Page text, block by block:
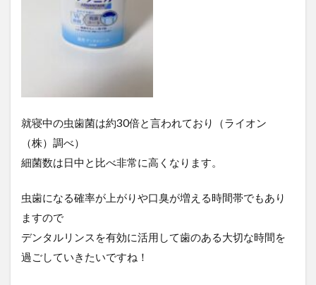
就寝中の虫歯菌は約30倍と言われており（ライオン
（株）調べ）
細菌数は日中と比べ非常に高くなります。
虫歯になる確率が上がりや口臭が増える時間帯でもあり
ますので
デンタルリンスを有効に活用して歯のある大切な時間を
過ごしていきたいですね！